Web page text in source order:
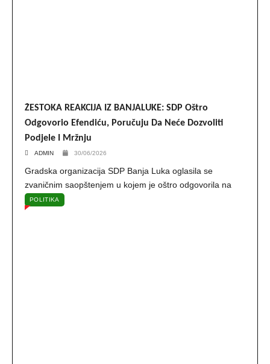
ŽESTOKA REAKCIJA IZ BANJALUKE: SDP Oštro
Odgovorio Efendiću, Poručuju Da Neće Dozvoliti
Podjele I Mržnju
ADMIN 30/06/2026
Gradska organizacija SDP Banja Luka oglasila se
zvaničnim saopštenjem u kojem je oštro odgovorila na
POLITIKA